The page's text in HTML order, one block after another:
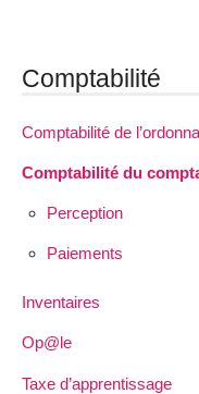
Comptabilité
Comptabilité de
Comptabilité du
Perception
Paiements
Inventaires
Op@le
Taxe d’apprentissage